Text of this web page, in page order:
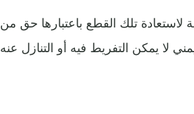
لاستعادة تلك القطع باعتبارها حق من